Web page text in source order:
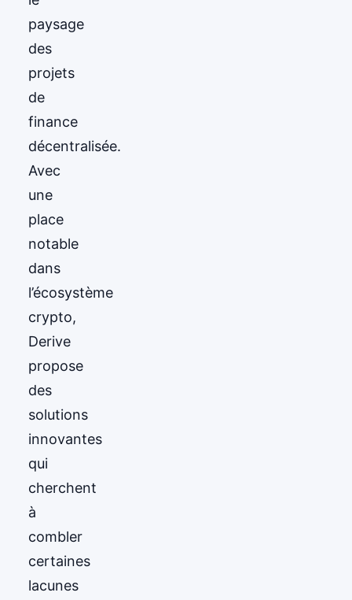
paysage
des
projets
de
finance
décentralisée.
Avec
une
place
notable
dans
l’écosystème
crypto,
Derive
propose
des
solutions
innovantes
qui
cherchent
à
combler
certaines
lacunes